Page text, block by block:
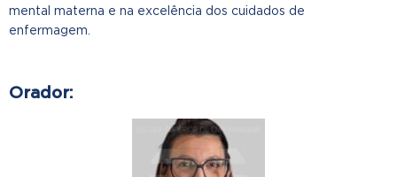
mental materna e na excelência dos cuidados de
enfermagem.
Orador: